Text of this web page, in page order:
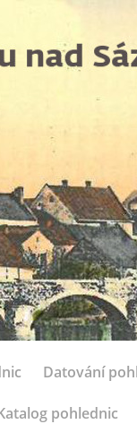
Datování
pohlednic